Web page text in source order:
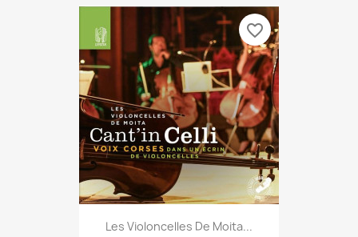
Les Violoncelles De Moita...
favorite_border